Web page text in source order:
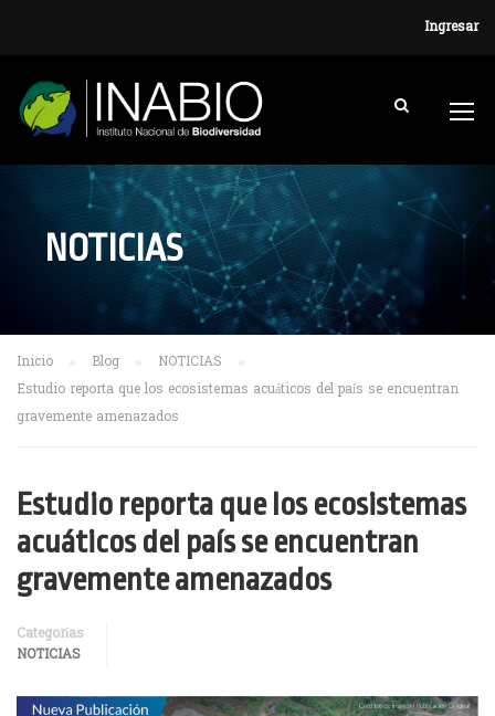
Ingresar
NOTICIAS
Inicio Blog
NOTICIAS
Estudio reporta que los ecosistemas acuáticos del país se encuentran
gravemente amenazados
Estudio reporta que los ecosistemas
acuáticos del país se encuentran
gravemente amenazados
Categorías
NOTICIAS